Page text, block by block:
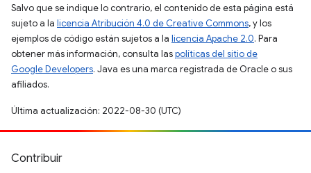
Salvo que se indique lo contrario, el contenido de esta página está
sujeto a la licencia Atribución 4.0 de Creative Commons, y los
ejemplos de código están sujetos a la licencia Apache 2.0. Para
obtener más información, consulta laspolíticas del sitio de
Google Developers. Java es una marca registrada de Oracle o sus
afiliados.
Última actualización: 2022-08-30 (UTC)
Contribuir